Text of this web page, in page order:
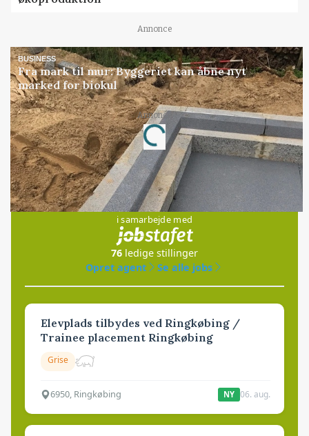
Annonce
BUSINESS
Fra mark til mur: Byggeriet kan åbne nyt
marked for biokul
Annonce
Loading...
Jobs
i samarbejde med
76 ledige stillinger
Opret agent
Se alle jobs
Elevplads tilbydes ved Ringkøbing /
Trainee placement Ringkøbing
Grise
6950, Ringkøbing NY 06. aug.